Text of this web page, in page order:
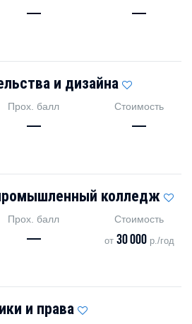
— —
и дизайна
Прох. балл
—
Стоимость
—
колледж
Прох. балл
—
Стоимость
от 30 000р./год
и права